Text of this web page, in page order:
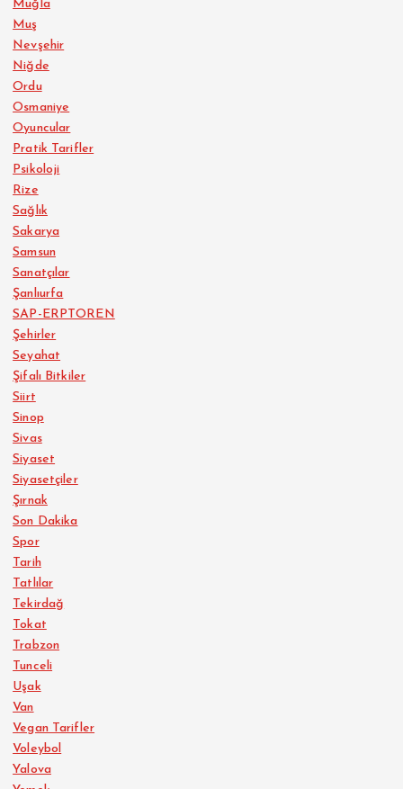
Muğla
Muş
Nevşehir
Niğde
Ordu
Osmaniye
Oyuncular
Pratik Tarifler
Psikoloji
Rize
Sağlık
Sakarya
Samsun
Sanatçılar
Şanlıurfa
SAP-ERPTOREN
Şehirler
Seyahat
Şifalı Bitkiler
Siirt
Sinop
Sivas
Siyaset
Siyasetçiler
Şırnak
Son Dakika
Spor
Tarih
Tatlılar
Tekirdağ
Tokat
Trabzon
Tunceli
Uşak
Van
Vegan Tarifler
Voleybol
Yalova